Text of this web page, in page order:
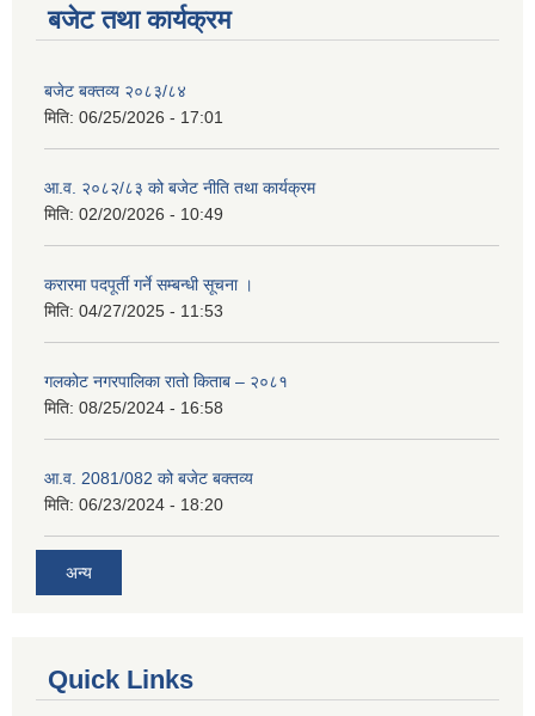
बजेट तथा कार्यक्रम
बजेट बक्तव्य २०८३/८४
मिति: 06/25/2026 - 17:01
आ.व. २०८२/८३ को बजेट नीति तथा कार्यक्रम
मिति: 02/20/2026 - 10:49
करारमा पदपूर्ती गर्ने सम्बन्धी सूचना ।
मिति: 04/27/2025 - 11:53
गलकोट नगरपालिका रातो किताब – २०८१
मिति: 08/25/2024 - 16:58
आ.व. 2081/082 को बजेट बक्तव्य
मिति: 06/23/2024 - 18:20
अन्य
Quick Links